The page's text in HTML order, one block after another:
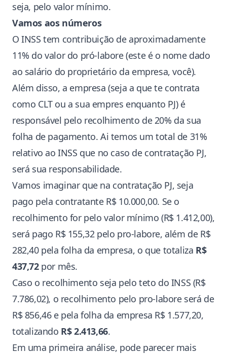
seja, pelo valor mínimo.
Vamos aos números
O INSS tem contribuição de aproximadamente
11% do valor do pró-labore (este é o nome dado
ao salário do proprietário da empresa, você).
Além disso, a empresa (seja a que te contrata
como CLT ou a sua empres enquanto PJ) é
responsável pelo recolhimento de 20% da sua
folha de pagamento. Ai temos um total de 31%
relativo ao INSS que no caso de contratação PJ,
será sua responsabilidade.
Vamos imaginar que na contratação PJ, seja
pago pela contratante R$ 10.000,00. Se o
recolhimento for pelo valor mínimo (R$ 1.412,00),
será pago R$ 155,32 pelo pro-labore, além de R$
282,40 pela folha da empresa, o que totaliza R$
437,72por mês.
Caso o recolhimento seja pelo teto do INSS (R$
7.786,02), o recolhimento pelo pro-labore será de
R$ 856,46 e pela folha da empresa R$ 1.577,20,
totalizando R$ 2.413,66.
Em uma primeira análise, pode parecer mais